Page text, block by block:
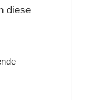
diese